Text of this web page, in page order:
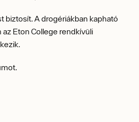
biztosít. A drogériákban kapható
Eton College rendkívüli